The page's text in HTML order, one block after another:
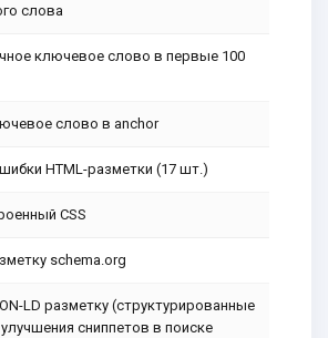
слова
ключевое слово в первые 100
слово в anchor
HTML-разметки (17 шт.)
CSS
schema.org
LD разметку (структурированные
сниппетов в поиске